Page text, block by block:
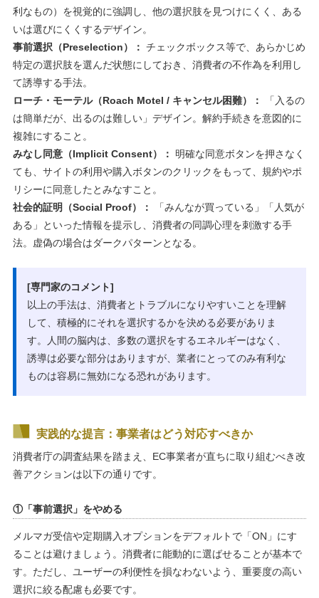
利なもの）を視覚的に強調し、他の選択肢を見つけにくく、ある
いは選びにくくするデザイン。
事前選択（Preselection）： チェックボックス等で、あらかじめ
特定の選択肢を選んだ状態にしておき、消費者の不作為を利用し
て誘導する手法。
ローチ・モーテル（Roach Motel / キャンセル困難）：
「入るの
は簡単だが、出るのは難しい」デザイン。解約手続きを意図的に
複雑にすること。
みなし同意（Implicit Consent）：
明確な同意ボタンを押さなく
ても、サイトの利用や購入ボタンのクリックをもって、規約やポ
リシーに同意したとみなすこと。
社会的証明（Social Proof）：
「みんなが買っている」「人気が
ある」といった情報を提示し、消費者の同調心理を刺激する手
法。虚偽の場合はダークパターンとなる。
[専門家のコメント]
以上の手法は、消費者とトラブルになりやすいことを理解
して、積極的にそれを選択するかを決める必要がありま
す。人間の脳内は、多数の選択をするエネルギーはなく、
誘導は必要な部分はありますが、業者にとってのみ有利な
ものは容易に無効になる恐れがあります。
実践的な提言：事業者はどう対応すべきか
消費者庁の調査結果を踏まえ、EC事業者が直ちに取り組むべき改
善アクションは以下の通りです。
①「事前選択」をやめる
メルマガ受信や定期購入オプションをデフォルトで「ON」にす
ることは避けましょう。消費者に能動的に選ばせることが基本で
す。ただし、ユーザーの利便性を損なわないよう、重要度の高い
選択に絞る配慮も必要です。